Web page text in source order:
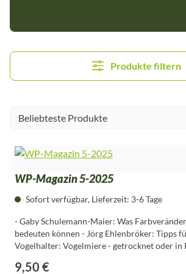
Produkte filtern
Sofort verfügbar, Lieferzeit: 3-6 Tage
WP-Magazin 5-2025
- Gaby Schulemann-Maier: Was
bedeuten können - Jörg Ehlenbröker: Tipps
Vogelhalter: Vogelmiere - getrocknet oder in
und Co.: Der Gräserturm - Jörg Ehlenbröker:
Regulärer Preis:
9,50 €